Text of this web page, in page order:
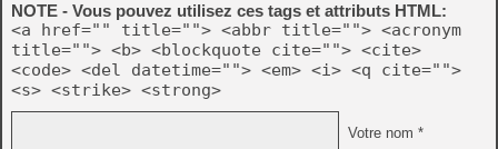
NOTE - Vous pouvez utilisez ces tags et attributs HTML:
<a href="" title=""> <abbr title=""> <acronym
title=""> <b> <blockquote cite=""> <cite>
<code> <del datetime=""> <em> <i> <q cite="">
<s> <strike> <strong>
Votre nom *